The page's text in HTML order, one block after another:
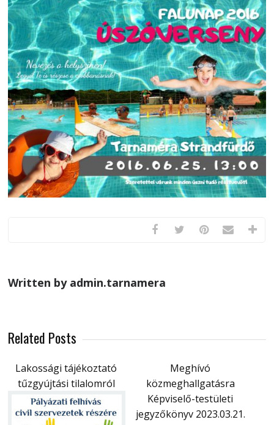
Written by admin.tarnamera
Related Posts
Lakossági tájékoztató
tűzgyújtási tilalomról
Meghívó
közmeghallgatásra
Képviselő-testületi
jegyzőkönyv 2023.03.21.